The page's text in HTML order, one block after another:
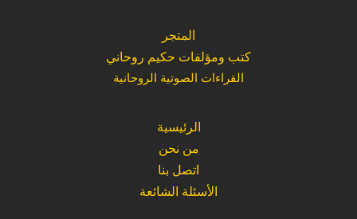
المتجر
كتب ومؤلفات حكيم روحاني
القراءات الصوتية الروحانية
الرئيسية
من نحن
اتصل بنا
الأسئلة الشائعة